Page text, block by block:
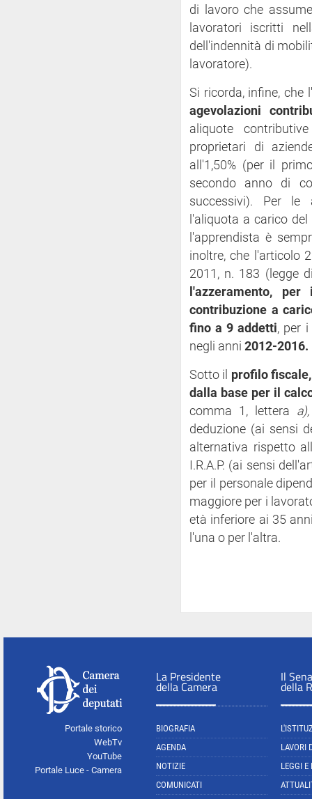
di lavoro che
lavoratori iscritti
dell'indennità di
lavoratore).
Si ricorda, infine, che
agevolazioni
aliquote
proprietari di
all'1,50% (per il
secondo anno di
successivi). Per le
l'aliquota a carico
l'apprendista è
inoltre, che l'articolo
2011, n. 183 (legge
l'azzeramento,
contribuzione a
fino a 9 addetti, per
negli anni 2012-2016.
Sotto il profilo fiscale,
dalla base per il
comma 1, lettera a),
deduzione (ai sensi
alternativa rispetto
I.R.A.P. (ai sensi
per il personale
maggiore per i
età inferiore ai 35
l'una o per l'altra.
Portale storico
WebTv
YouTube
Portale Luce - Camera
La Presidente
della Camera
BIOGRAFIA
AGENDA
NOTIZIE
COMUNICATI
Il
della
LAVORI
LEGGI E